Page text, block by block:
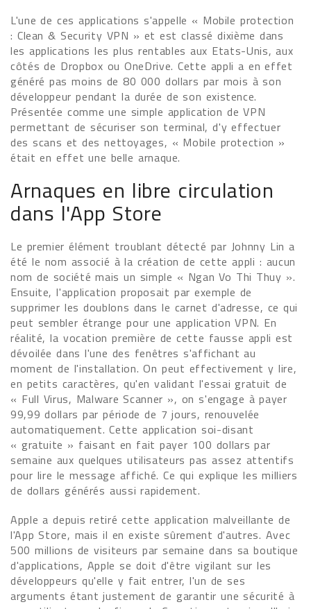
L'une de ces applications s'appelle « Mobile protection
: Clean & Security VPN » et est classé dixième dans
les applications les plus rentables aux Etats-Unis, aux
côtés de Dropbox ou OneDrive. Cette appli a en effet
généré pas moins de 80 000 dollars par mois à son
développeur pendant la durée de son existence.
Présentée comme une simple application de VPN
permettant de sécuriser son terminal, d'y effectuer
des scans et des nettoyages, « Mobile protection »
était en effet une belle arnaque.
Arnaques en libre circulation
dans l'App Store
Le premier élément troublant détecté par Johnny Lin a
été le nom associé à la création de cette appli : aucun
nom de société mais un simple « Ngan Vo Thi Thuy ».
Ensuite, l'application proposait par exemple de
supprimer les doublons dans le carnet d'adresse, ce qui
peut sembler étrange pour une application VPN. En
réalité, la vocation première de cette fausse appli est
dévoilée dans l'une des fenêtres s'affichant au
moment de l'installation. On peut effectivement y lire,
en petits caractères, qu'en validant l'essai gratuit de
« Full Virus, Malware Scanner », on s'engage à payer
99,99 dollars par période de 7 jours, renouvelée
automatiquement. Cette application soi-disant
« gratuite » faisant en fait payer 100 dollars par
semaine aux quelques utilisateurs pas assez attentifs
pour lire le message affiché. Ce qui explique les milliers
de dollars générés aussi rapidement.
Apple a depuis retiré cette application malveillante de
l'App Store, mais il en existe sûrement d'autres. Avec
500 millions de visiteurs par semaine dans sa boutique
d'applications, Apple se doit d'être vigilant sur les
développeurs qu'elle y fait entrer, l'un de ses
arguments étant justement de garantir une sécurité à